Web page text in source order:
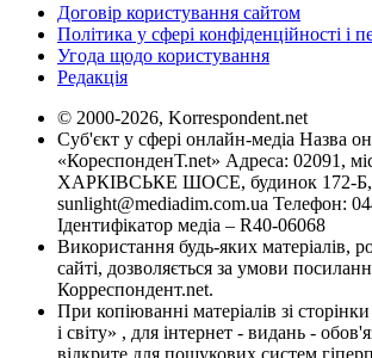
Договір користування сайтом
Політика у сфері конфіденційності і
Угода щодо користування
Редакція
© 2000-2026, Korrespondent.net
Суб'єкт у сфері онлайн-медіа Назва
«КореспонденТ.net» Адреса: 02091,
ХАРКІВСЬКЕ ШОСЕ, будинок 172-Б,
sunlight@mediadim.com.ua Телефон:
Ідентифікатор медіа – R40-06068
Використання будь-яких матеріалів,
сайті, дозволяється за умови
Корреспондент.net.
При копіюванні матеріалів зі
і світу» , для інтернет - видань -
відкрите для пошукових систем